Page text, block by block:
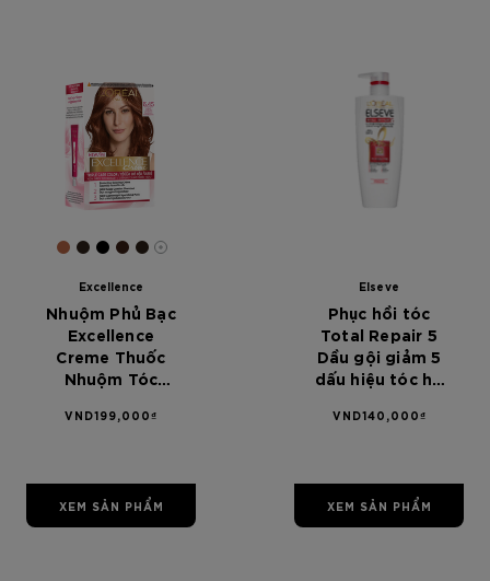
[Color]: #B76544
[Color]: #2E231A
[Color]: #000000
[Color]: #391E15
[Color]: #2B1F16
More shades are available
Excellence
Nhuộm Phủ Bạc
Excellence
Creme Thuốc
Nhuộm Tóc
hư tổn 6.45 Nâu
VND199,000₫
XEM SẢN PHẨM
Elseve
Phục hồi tóc
Total Repair 5
Dầu gội giảm 5
dấu hiệu tóc hư
Paris Elseve
Shampoo 650
ml
VND140,000₫
XEM SẢN PHẨM